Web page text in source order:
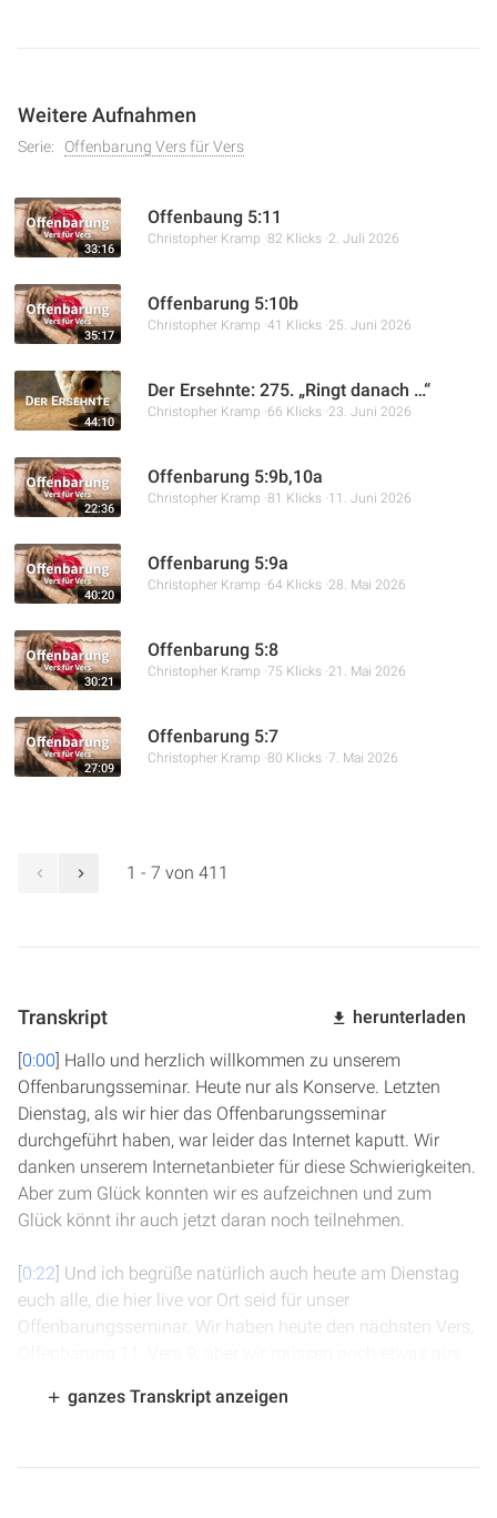
Weitere Aufnahmen
Serie: Offenbarung Vers für Vers
33:16
Offenbaung 5:11
Christopher Kramp 82 Klicks 2. Juli 2026
35:17
Offenbarung 5:10b
Christopher Kramp 41 Klicks 25. Juni 2026
44:10
Der Ersehnte: 275. „Ringt danach …“
Christopher Kramp 66 Klicks 23. Juni 2026
22:36
Offenbarung 5:9b,10a
Christopher Kramp 81 Klicks 11. Juni 2026
40:20
Offenbarung 5:9a
Christopher Kramp 64 Klicks 28. Mai 2026
30:21
Offenbarung 5:8
Christopher Kramp 75 Klicks 21. Mai 2026
27:09
Offenbarung 5:7
Christopher Kramp 80 Klicks 7. Mai 2026
1 - 7 von 411
Transkript herunterladen
[0:00] Hallo und herzlich willkommen zu unserem
Offenbarungsseminar. Heute nur als Konserve. Letzten
Dienstag, als wir hier das Offenbarungsseminar
durchgeführt haben, war leider das Internet kaputt. Wir
danken unserem Internetanbieter für diese Schwierigkeiten.
Aber zum Glück konnten wir es aufzeichnen und zum
Glück könnt ihr auch jetzt daran noch teilnehmen.
[0:22] Und ich begrüße natürlich auch heute am Dienstag
euch alle, die hier live vor Ort seid für unser
Offenbarungsseminar. Wir haben heute den nächsten Vers,
haben leider oder zum Glück keine Fragen. Das heißt, wir
ganzes Transkript anzeigen